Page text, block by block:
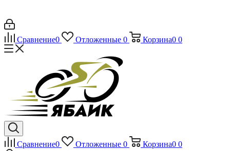
Сравнение0 Отложенные 0 Корзина0 0
Сравнение0 Отложенные 0 Корзина0 0